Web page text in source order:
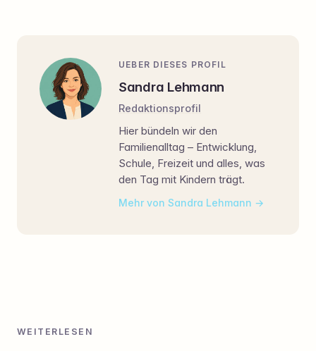
UEBER DIESES PROFIL
Sandra Lehmann
Redaktionsprofil
Hier bündeln wir den
Familienalltag – Entwicklung,
Schule, Freizeit und alles, was
den Tag mit Kindern trägt.
Mehr von Sandra Lehmann
WEITERLESEN